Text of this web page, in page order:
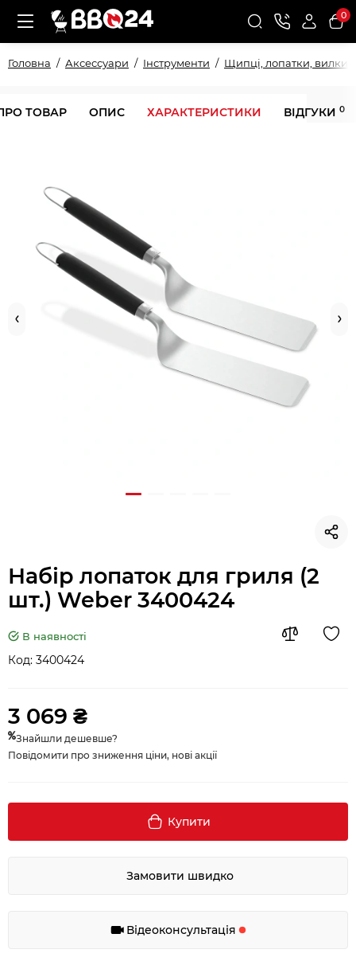
0
Головна Аксессуари Інструменти Щипці, лопатки, вилки
ТОВАР ОПИС ХАРАКТЕРИСТИКИ ВІДГУКИ 0
Набір лопаток для гриля (2
шт.) Weber 3400424
В наявності
Код: 3400424
3 069 ₴
Знайшли дешевше?
Повідомити про зниження ціни, нові акції
Купити
Замовити швидко
Відеоконсультація